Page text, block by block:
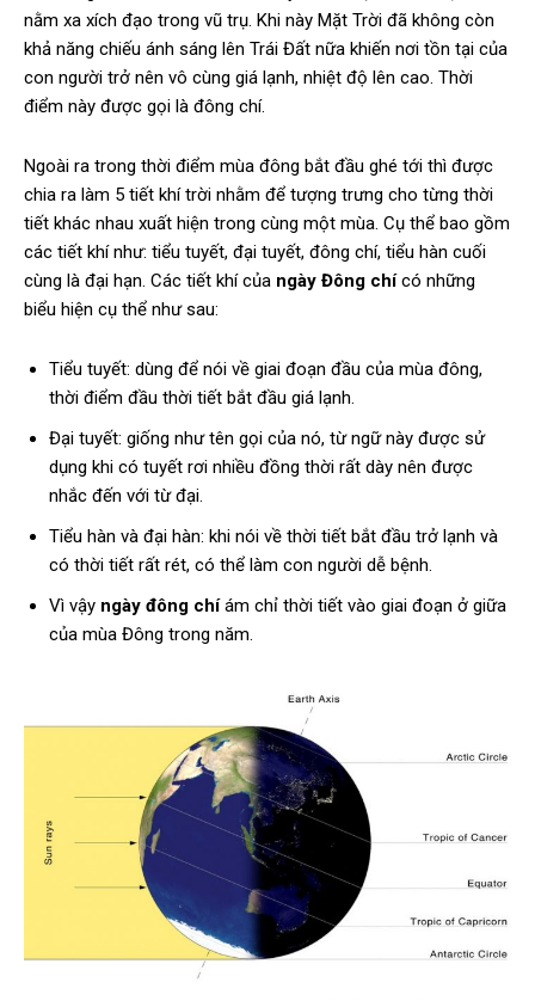
nằm xa xích đạo trong vũ trụ. Khi này Mặt Trời đã không còn
khả năng chiếu ánh sáng lên Trái Đất nữa khiến nơi tồn tại của
con người trở nên vô cùng giá lạnh, nhiệt độ lên cao. Thời
điểm này được gọi là đông chí.
Ngoài ra trong thời điểm mùa đông bắt đầu ghé tới thì được
chia ra làm 5 tiết khí trời nhằm để tượng trưng cho từng thời
tiết khác nhau xuất hiện trong cùng một mùa. Cụ thể bao gồm
các tiết khí như: tiểu tuyết, đại tuyết, đông chí, tiểu hàn cuối
cùng là đại hạn. Các tiết khí của ngày Đông chícó những
biểu hiện cụ thể như sau:
Tiểu tuyết: dùng để nói về giai đoạn đầu của mùa đông,
thời điểm đầu thời tiết bắt đầu giá lạnh.
Đại tuyết: giống như tên gọi của nó, từ ngữ này được sử
dụng khi có tuyết rơi nhiều đồng thời rất dày nên được
nhắc đến với từ đại.
Tiểu hàn và đại hàn: khi nói về thời tiết bắt đầu trở lạnh và
có thời tiết rất rét, có thể làm con người dễ bệnh.
Vì vậy ngày đông chíám chỉ thời tiết vào giai đoạn ở giữa
của mùa Đông trong năm.